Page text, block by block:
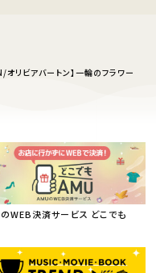
リビアバートン】一輪のフラワー
WEB決済サービス どこでも